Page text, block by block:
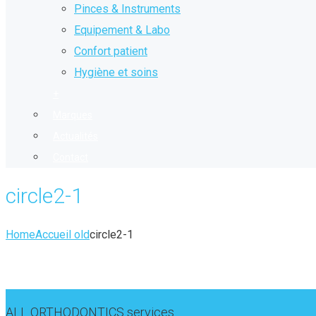
Pinces & Instruments
Equipement & Labo
Confort patient
Hygiène et soins
circle2-1
HomeAccueil oldcircle2-1
ALL ORTHODONTICS services